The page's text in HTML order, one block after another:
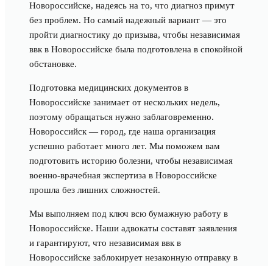
Новороссийске, надеясь на то, что диагноз примут
без проблем. Но самый надежный вариант — это
пройти диагностику до призыва, чтобы независимая
ввк в Новороссийске была подготовлена в спокойной
обстановке.
Подготовка медицинских документов в
Новороссийске занимает от нескольких недель,
поэтому обращаться нужно заблаговременно.
Новороссийск — город, где наша организация
успешно работает много лет. Мы поможем вам
подготовить историю болезни, чтобы независимая
военно-врачебная экспертиза в Новороссийске
прошла без лишних сложностей.
Мы выполняем под ключ всю бумажную работу в
Новороссийске. Наши адвокаты составят заявления
и гарантируют, что независимая ввк в
Новороссийске заблокирует незаконную отправку в